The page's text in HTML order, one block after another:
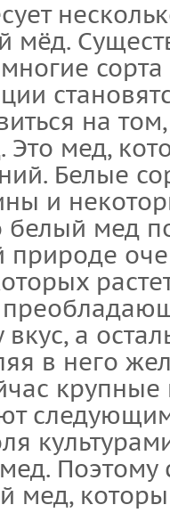
мёд.
на
мед,
Белые
и
белый мед
природе
вкус, а
в него
Поэтому
мед,